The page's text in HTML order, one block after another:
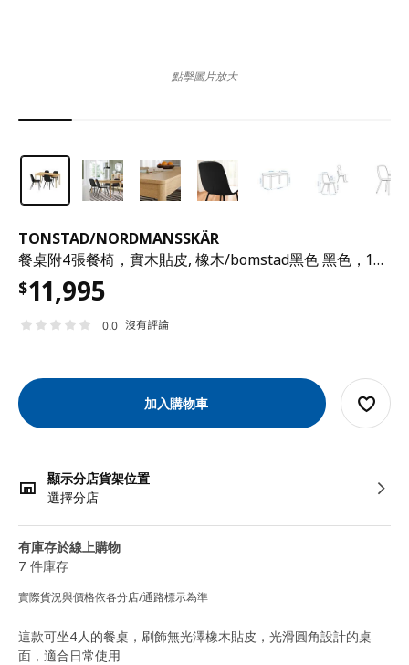
TONSTAD/NORDMANSSKÄR
餐桌附4張餐椅，實木貼皮, 橡木/bomstad黑色 黑色，150x80 公分
$11,995
0.0 沒有評論
加入購物車
顯示分店貨架位置
選擇分店
有庫存於線上購物
7 件庫存
實際貨況與價格依各分店/通路標示為準
點擊圖片放大
這款可坐4人的餐桌，刷飾無光澤橡木貼皮，光滑圓角設計的桌
面，適合日常使用